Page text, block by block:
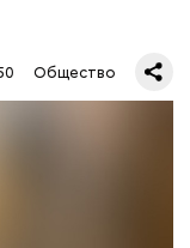
Общество